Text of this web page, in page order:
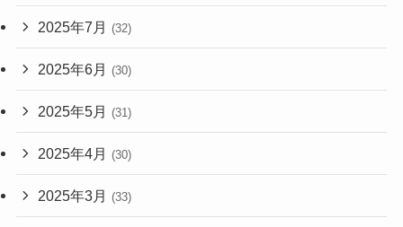
2025年7月 (32)
2025年6月 (30)
2025年5月 (31)
2025年4月 (30)
2025年3月 (33)